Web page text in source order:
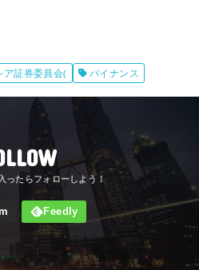
ア証券委員会( バイナンス